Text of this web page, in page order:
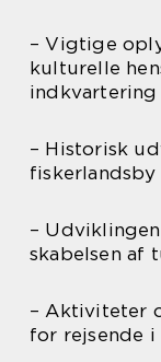
– Vigtige
kulturelle
indkvartering
– Historisk
–
skabelsen af
– Aktiviteter
for rejsende i